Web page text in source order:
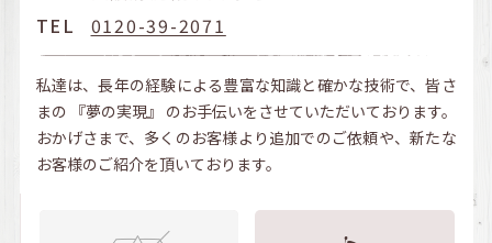
TEL
0120-39-2071
私達は、長年の経験による豊富な知識と確かな技術で、皆さ
まの 『夢の実現』 のお手伝いをさせていただいております。
おかげさまで、多くのお客様より追加でのご依頼や、新たな
お客様のご紹介を頂いております。